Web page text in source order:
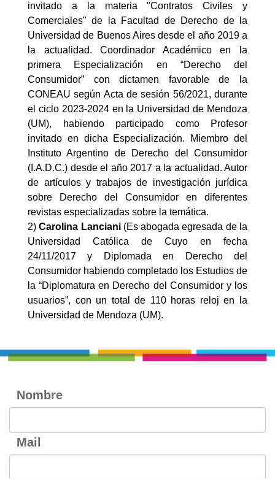
invitado a la materia "Contratos Civiles y
Comerciales" de la Facultad de Derecho de la
Universidad de Buenos Aires desde el año 2019 a
la actualidad. Coordinador Académico en la
primera Especialización en “Derecho del
Consumidor” con dictamen favorable de la
CONEAU según Acta de sesión 56/2021, durante
el ciclo 2023-2024 en la Universidad de Mendoza
(UM), habiendo participado como Profesor
invitado en dicha Especialización. Miembro del
Instituto Argentino de Derecho del Consumidor
(I.A.D.C.) desde el año 2017 a la actualidad. Autor
de artículos y trabajos de investigación jurídica
sobre Derecho del Consumidor en diferentes
revistas especializadas sobre la temática.
2)Carolina Lanciani(Es abogada egresada de la
Universidad Católica de Cuyo en fecha
24/11/2017 y Diplomada en Derecho del
Consumidor habiendo completado los Estudios de
la “Diplomatura en Derecho del Consumidor y los
usuarios”, con un total de 110 horas reloj en la
Universidad de Mendoza (UM).
Nombre
Mail